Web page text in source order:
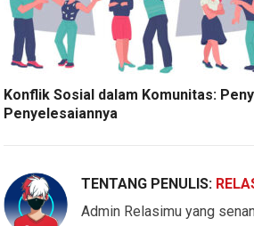
Konflik Sosial dalam Komunitas:
Penyelesaiannya
TENTANG PENULIS:
Admin Relasimu yang